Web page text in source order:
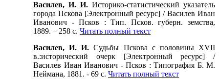
Василев, И. И. Историко-статистический указатель
города Пскова [Электронный ресурс] / Василев Иван
Иванович - Псков : Тип. Псков. губерн. земства,
1889. – 258 с. Читать полный текст
Василев, И. И.Судьбы Пскова с половины XVII
в.:исторический очерк [Электронный ресурс] /
Василев Иван Иванович - Псков : Типография Б. М.
Неймана, 1881. - 69 с. Читать полный текст